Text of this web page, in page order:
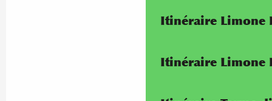
Itinéraire Limone
Itinéraire Limone